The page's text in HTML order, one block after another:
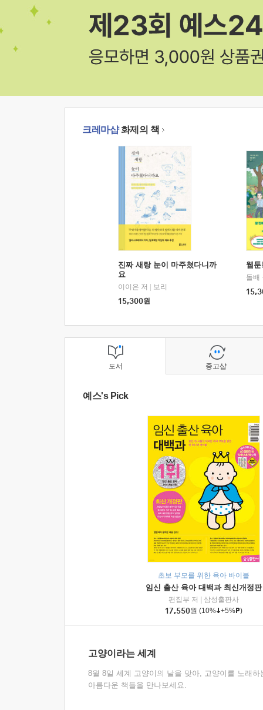
크레마샵화제의 책
진짜 새랑 눈이 마주쳤다니까
요
이이은 저
보리
15,300원
웹
돌배
도서
예스's Pick
초보 부모를 위한 육아 바이블
임신 출산 육아 대백과 최신개정판
편집부 저
삼성출판사
17,550원 (10% +5% )
고양이라는 세계
8월 8일 세계 고양이의 날을 맞아, 고양이를 노래하
아름다운 책들을 만나보세요.
중고샵